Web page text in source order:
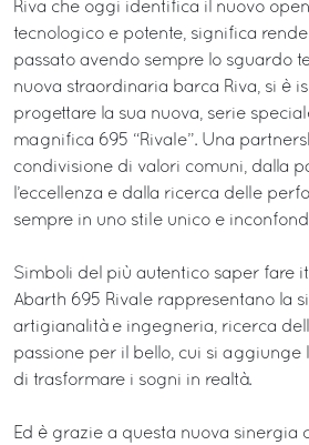
Riva che oggi identifica il nuovo
tecnologico e potente, significa
passato avendo sempre lo sguardo
nuova straordinaria barca Riva, si è
progettare la sua nuova, serie
magnifica 695 “Rivale”. Una
condivisione di valori comuni, dalla
l’eccellenza e dalla ricerca delle
sempre in uno stile unico e
Simboli del più autentico saper fare
Abarth 695 Rivale rappresentano la
artigianalità e ingegneria, ricerca
passione per il bello, cui si aggiunge
di trasformare i sogni in realtà.
Ed è grazie a questa nuova sinergia